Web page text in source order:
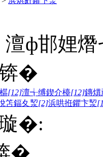
ф邯娌
锛�
[12]澶╅缚鍥介檯[12]鏄熼
笘鍢夊洯[2]浜哄拰鑺卞洯
�:
�